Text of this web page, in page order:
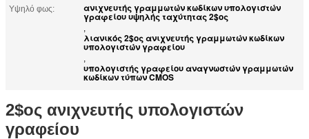
Υψηλό φως:
ανιχνευτής γραμμωτών κωδίκων υπολογιστών
γραφείου υψηλής ταχύτητας 2$ος
,
λιανικός 2$ος ανιχνευτής γραμμωτών κωδίκων
υπολογιστών γραφείου
,
υπολογιστής γραφείου αναγνωστών γραμμωτών
κωδίκων τύπων CMOS
2$ος ανιχνευτής υπολογιστών
γραφείου